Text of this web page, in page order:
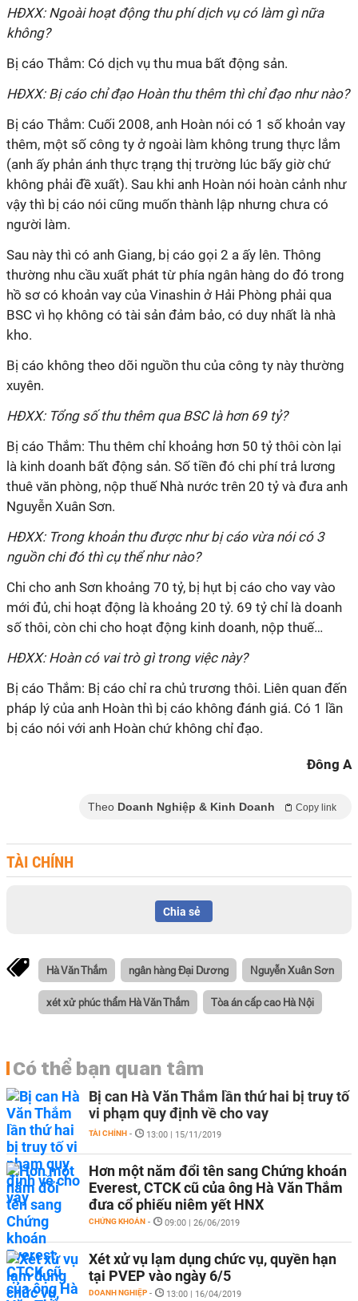
HĐXX: Ngoài hoạt động thu phí dịch vụ có làm gì nữa
không?
Bị cáo Thắm: Có dịch vụ thu mua bất động sản.
HĐXX: Bị cáo chỉ đạo Hoàn thu thêm thì chỉ đạo như nào?
Bị cáo Thắm: Cuối 2008, anh Hoàn nói có 1 số khoản vay
thêm, một số công ty ở ngoài làm không trung thực lắm
(anh ấy phản ánh thực trạng thị trường lúc bấy giờ chứ
không phải đề xuất). Sau khi anh Hoàn nói hoàn cảnh như
vậy thì bị cáo nói cũng muốn thành lập nhưng chưa có
người làm.
Sau này thì có anh Giang, bị cáo gọi 2 a ấy lên. Thông
thường nhu cầu xuất phát từ phía ngân hàng do đó trong
hồ sơ có khoản vay của Vinashin ở Hải Phòng phải qua
BSC vì họ không có tài sản đảm bảo, có duy nhất là nhà
kho.
Bị cáo không theo dõi nguồn thu của công ty này thường
xuyên.
HĐXX: Tổng số thu thêm qua BSC là hơn 69 tỷ?
Bị cáo Thắm: Thu thêm chỉ khoảng hơn 50 tỷ thôi còn lại
là kinh doanh bất động sản. Số tiền đó chi phí trả lương
thuê văn phòng, nộp thuế Nhà nước trên 20 tỷ và đưa anh
Nguyễn Xuân Sơn.
HĐXX: Trong khoản thu được như bị cáo vừa nói có 3
nguồn chi đó thì cụ thể như nào?
Chi cho anh Sơn khoảng 70 tỷ, bị hụt bị cáo cho vay vào
mới đủ, chi hoạt động là khoảng 20 tỷ. 69 tỷ chỉ là doanh
số thôi, còn chi cho hoạt động kinh doanh, nộp thuế…
HĐXX: Hoàn có vai trò gì trong việc này?
Bị cáo Thắm: Bị cáo chỉ ra chủ trương thôi. Liên quan đến
pháp lý của anh Hoàn thì bị cáo không đánh giá. Có 1 lần
bị cáo nói với anh Hoàn chứ không chỉ đạo.
Đông A
Theo Doanh Nghiệp & Kinh Doanh Copy link
TÀI CHÍNH
Chia sẻ
Hà Văn Thắm ngân hàng Đại Dương Nguyễn Xuân Sơn
xét xử phúc thẩm Hà Văn Thắm Tòa án cấp cao Hà Nội
Có thể bạn quan tâm
Bị can Hà Văn Thắm lần thứ hai bị truy tố
vi phạm quy định về cho vay
TÀI CHÍNH - 13:00 | 15/11/2019
Hơn một năm đổi tên sang Chứng khoán
Everest, CTCK cũ của ông Hà Văn Thắm
đưa cổ phiếu niêm yết HNX
CHỨNG KHOÁN - 09:00 | 26/06/2019
Xét xử vụ lạm dụng chức vụ, quyền hạn
tại PVEP vào ngày 6/5
DOANH NGHIỆP - 13:00 | 16/04/2019